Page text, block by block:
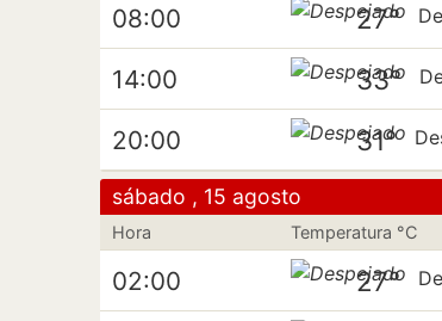
08:00 27°
14:00 33°
20:00 31°
sábado , 15 agosto
Hora Temperatura °C
02:00 27°